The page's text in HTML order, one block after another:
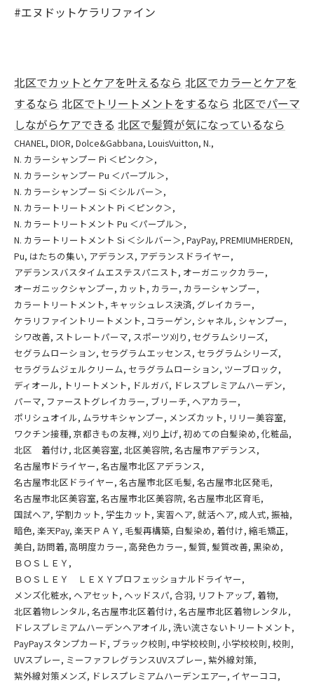
#エヌドットケラリファイン
北区でカットとケアを叶えるなら 北区でカラーとケアを
するなら 北区でトリートメントをするなら 北区でパーマ
しながらケアできる 北区で髪質が気になっているなら
CHANEL DIOR Dolce&Gabbana LouisVuitton N.
N. カラーシャンプー Pi ＜ピンク＞
N. カラーシャンプー Pu ＜パープル＞
N. カラーシャンプー Si ＜シルバー＞
N. カラートリートメント Pi ＜ピンク＞
N. カラートリートメント Pu ＜パープル＞
N. カラートリートメント Si ＜シルバー＞ PayPay PREMIUMHERDEN
Pu はたちの集い アデランス アデランスドライヤー
アデランスバスタイムエステスパニスト オーガニックカラー
オーガニックシャンプー カット カラー カラーシャンプー
カラートリートメント キャッシュレス決済 グレイカラー
ケラリファイントリートメント コラーゲン シャネル シャンプー
シワ改善 ストレートパーマ スポーツ刈り セグラムシリーズ
セグラムローション セラグラムエッセンス セラグラムシリーズ
セラグラムジェルクリーム セラグラムローション ツーブロック
ディオール
トリートメント ドルガバ ドレスプレミアムハーデン
パーマ ファーストグレイカラー ブリーチ ヘアカラー
ポリシュオイル ムラサキシャンプー メンズカット
リリー美容室
ワクチン接種 京都きもの友禅 刈り上げ 初めての白髪染め 化粧品
北区 着付け 北区美容室 北区美容院 名古屋市アデランス
名古屋市ドライヤー 名古屋市北区アデランス
名古屋市北区ドライヤー 名古屋市北区毛髪 名古屋市北区発毛
名古屋市北区美容室 名古屋市北区美容院 名古屋市北区育毛
国試ヘア 学割カット 学生カット 実習ヘア 就活ヘア 成人式 振袖
暗色 楽天Pay 楽天ＰＡＹ 毛髪再構築 白髪染め 着付け 縮毛矯正
美白 訪問着 高明度カラー 高発色カラー 髪質 髪質改善 黒染め
ＢＯＳＬＥＹ
ＢＯＳＬＥＹ ＬＥＸＹプロフェッショナルドライヤー
メンズ化粧水 ヘアセット ヘッドスパ 合羽 リフトアップ 着物
北区着物レンタル 名古屋市北区着付け 名古屋市北区着物レンタル
ドレスプレミアムハーデンヘアオイル 洗い流さないトリートメント
PayPayスタンプカード ブラック校則 中学校校則 小学校校則 校則
UVスプレー ミーファフレグランスUVスプレー 紫外線対策
紫外線対策メンズ ドレスプレミアムハーデンエアー イヤーココ